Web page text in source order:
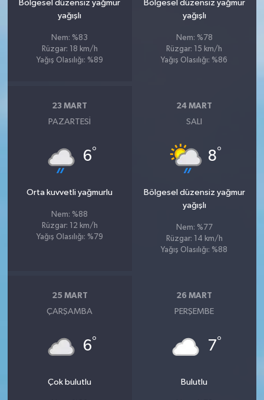
Bölgesel düzensiz yağmur
yağışlı
Nem: %83
Rüzgar: 18 km/h
Yağış Olasılığı: %89
Bölgesel düzensiz yağmur
yağışlı
Nem: %78
Rüzgar: 15 km/h
Yağış Olasılığı: %86
23 MART
PAZARTESI
6°
Orta kuvvetli yağmurlu
Nem: %88
Rüzgar: 12 km/h
Yağış Olasılığı: %79
24 MART
SALI
8°
Bölgesel düzensiz yağmur
yağışlı
Nem: %77
Rüzgar: 14 km/h
Yağış Olasılığı: %88
25 MART
ÇARŞAMBA
6°
Çok bulutlu
26 MART
PERŞEMBE
7°
Bulutlu